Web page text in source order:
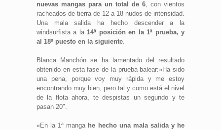
nuevas mangas para un total de 6, con vientos
racheados de tierra de 12 a 18 nudos de intensidad.
Una mala salida ha hecho descender a la
windsurfista a la14ª posición en la 1ª prueba, y
al 18º puesto en la siguiente.
Blanca Manchón se ha lamentado del resultado
obtenido en esta fase de la prueba balear:»Ha sido
una pena, porque voy muy rápida y me estoy
encontrando muy bien, pero tal y como está el nivel
de la flota ahora, te despistas un segundo y te
pasan 20″.
«En la 1ª manga he hecho una mala salida y he